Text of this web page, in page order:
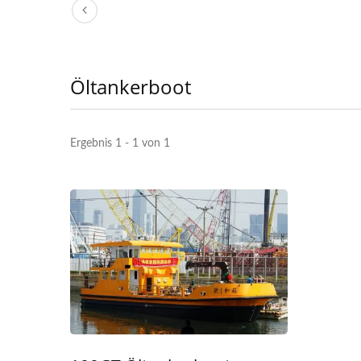
Öltankerboot
Ergebnis 1 - 1 von 1